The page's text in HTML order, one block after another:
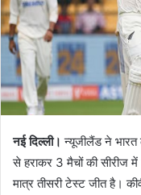
नई दिल्ली। न्यूजीलैंड ने भारत
से हराकर 3 मैचों की सीरीज
मात्र तीसरी टेस्ट जीत है।